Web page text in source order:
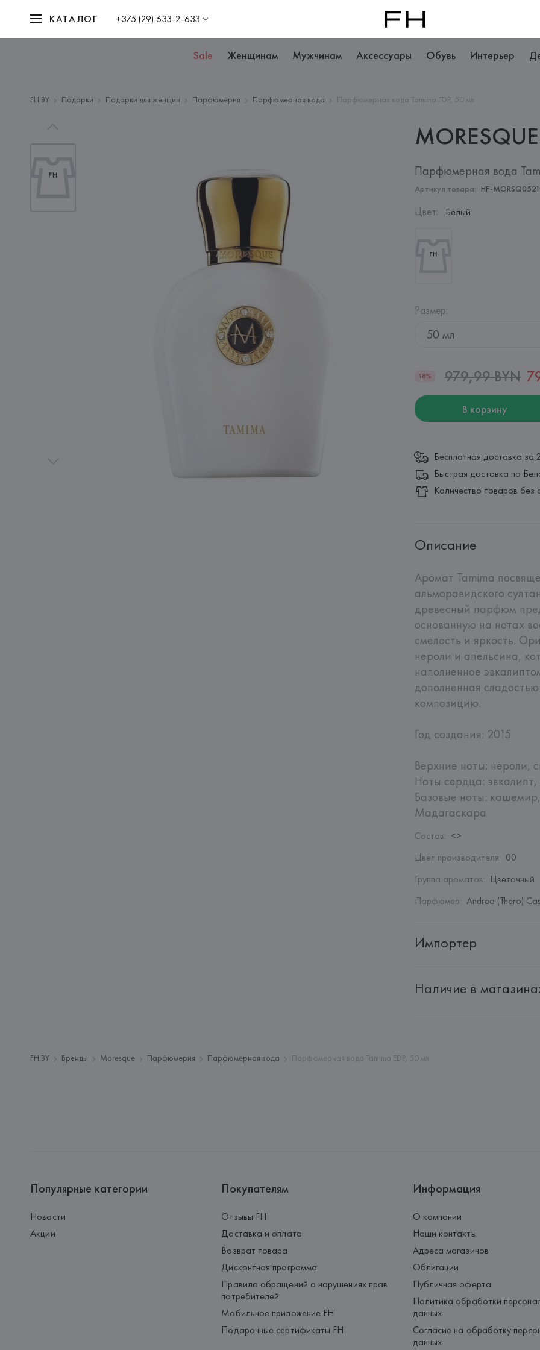
КАТАЛОГ +375 (29) 633-2-633
Sale Женщинам Мужчинам Аксессуары Обувь Интерьер
FH.BY Подарки Подарки для женщин Парфюмерия Парфюмерная вода Парфюмерная вода Tamima EDP, 50 мл
MORESQUE
Парфюмерная вода
Артикул товара: HF-
Цвет: Белый
Размер:
50 мл
18% 979,99 BYN
В корзину
Бесплатная доставка за
Быстрая доставка по
Количество товаров без
Описание
Аромат Tamima
альморавидского
древесный парфюм
основанную на нотах
смелость и яркость.
нероли и апельсина,
наполненное
дополненная
композицию.
Год создания: 2015
Верхние ноты: нероли,
Ноты сердца:
Базовые ноты:
Мадагаскара
Состав: <>
Цвет производителя: 00
Группа ароматов: Цветочный
Парфюмер: Andrea (Thero)
Импортер
Адрес: Республика Беларусь,
Наличие в
FH.BY Бренды Moresque Парфюмерия Парфюмерная вода Парфюмерная вода Tamima EDP, 50 мл
Популярные категории
Новости
Акции
Покупателям
Отзывы FH
Доставка и оплата
Возврат товара
Дисконтная программа
Правила обращений о нарушениях прав
потребителей
Мобильное приложение FH
Подарочные сертификаты FH
Информация
О компании
Наши контакты
Адреса магазинов
Облигации
Публичная оферта
Политика обработки
данных
Согласие на обработку
данных